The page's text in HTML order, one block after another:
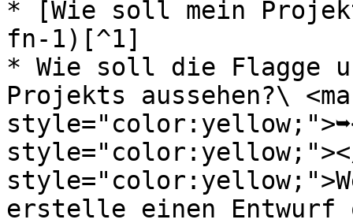
* [Wie soll mein
fn-1)[^1]
* Wie soll die Flagge
Projekts aussehen?\
style="color:yellow;"></
erstelle einen Entwurf